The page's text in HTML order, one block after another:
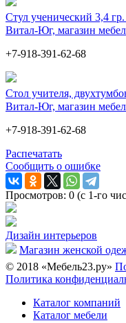
Стул ученический 3,4
Витал-Юг, магазин
+7-918-391-62-68
Стол учителя,
Витал-Юг, магазин
+7-918-391-62-68
Распечатать
Сообщить о ошибке
Просмотров: 0 (с 1-го
Дизайн интерьеров
Магазин женской
© 2018 «Мебель23.ру»
Политика
Каталог компаний
Каталог мебели